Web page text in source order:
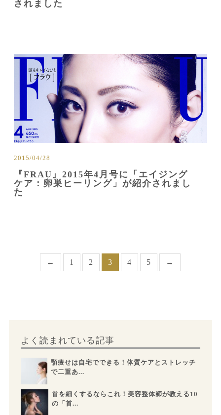
されました
2015/04/28
『FRAU』2015年4月号に「エイジング
ケア：卵巣ヒーリング」が紹介されまし
た
← 1 2 3 4 5 →
よく読まれている記事
顎痩せは自宅でできる！体質ケアとストレッチ
で二重あ...
首を細くするならこれ！美容整体師が教える10
の「首...